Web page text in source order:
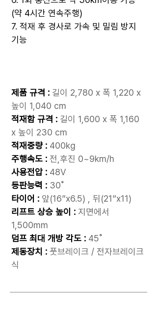
(약 4시간 연속주행)
7. 적재 후 경사로 가속 및 밀림 방지
기능
제품 규격 : 길이 2,780 x 폭 1,220 x
높이 1,040 cm
적재함 규격 : 길이 1,600 x 폭 1,160
x 높이 230 cm
적재중량 : 400kg
주행속도 : 전,후진 0~9km/h
사용전압 : 48V
등판능력 : 30˚
타이어 : 앞(16”x6.5) , 뒤(21”x11)
리프트 상승 높이 : 지면에서
1,500mm
덤프 최대 개방 각도 : 45˚
제동장치 : 풋브레이크 / 전자브레이크
식